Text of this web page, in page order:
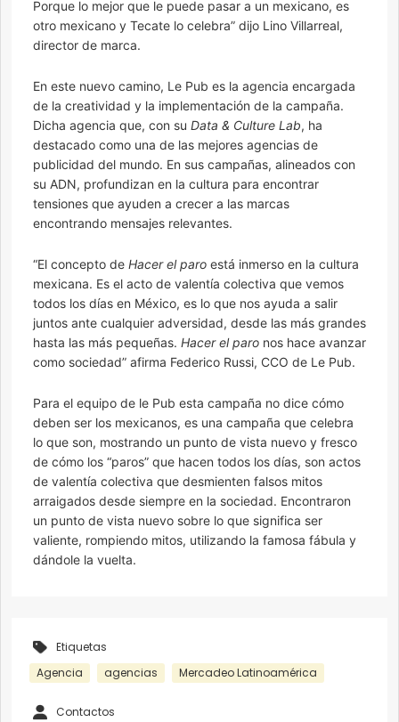
Porque lo mejor que le puede pasar a un mexicano, es
otro mexicano y Tecate lo celebra” dijo Lino Villarreal,
director de marca.
En este nuevo camino, Le Pub es la agencia encargada
de la creatividad y la implementación de la campaña.
Dicha agencia que, con su Data & Culture Lab, ha
destacado como una de las mejores agencias de
publicidad del mundo. En sus campañas, alineados con
su ADN, profundizan en la cultura para encontrar
tensiones que ayuden a crecer a las marcas
encontrando mensajes relevantes.
“El concepto de Hacer el paro está inmerso en la cultura
mexicana. Es el acto de valentía colectiva que vemos
todos los días en México, es lo que nos ayuda a salir
juntos ante cualquier adversidad, desde las más grandes
hasta las más pequeñas. Hacer el paro nos hace avanzar
como sociedad” afirma Federico Russi, CCO de Le Pub.
Para el equipo de le Pub esta campaña no dice cómo
deben ser los mexicanos, es una campaña que celebra
lo que son, mostrando un punto de vista nuevo y fresco
de cómo los “paros” que hacen todos los días, son actos
de valentía colectiva que desmienten falsos mitos
arraigados desde siempre en la sociedad. Encontraron
un punto de vista nuevo sobre lo que significa ser
valiente, rompiendo mitos, utilizando la famosa fábula y
dándole la vuelta.
Etiquetas
Agencia
agencias Mercadeo Latinoamérica
Contactos